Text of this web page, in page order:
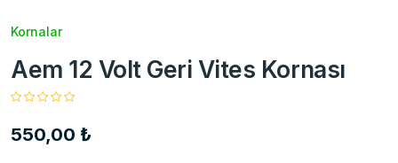
Kornalar
Aem 12 Volt Geri Vites Kornası
550,00 ₺